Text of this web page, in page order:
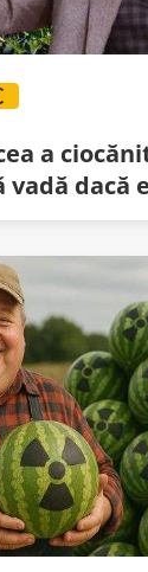
a
vadă dacă
pepeni